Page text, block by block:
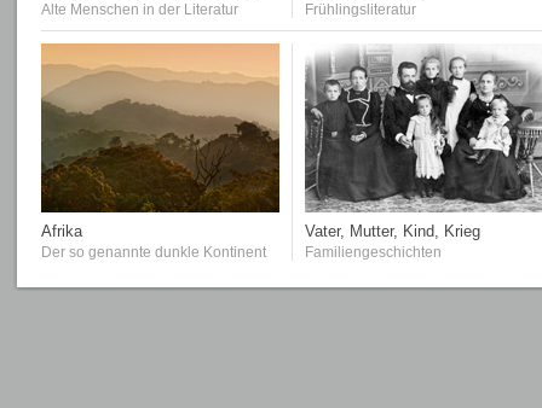
Alte Menschen in der Literatur Frühlingsliteratur
Afrika
Der so genannte dunkle Kontinent
Vater, Mutter, Kind, Krieg
Familiengeschichten